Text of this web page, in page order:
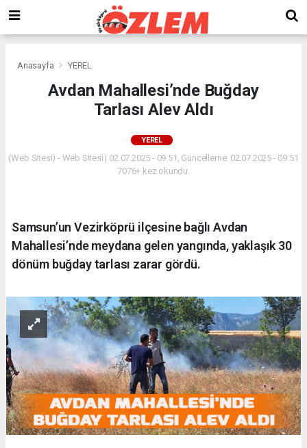
Anasayfa YEREL
Avdan Mahallesi’nde Buğday
Tarlası Alev Aldı
YEREL
(Web Sitesi) - Web Sitesi | 02.07.2025 - 09:51, Güncelleme: 02.07.2025 - 09:51
7076+ kez okundu.
Samsun’un Vezirköprü ilçesine bağlı Avdan
Mahallesi’nde meydana gelen yangında, yaklaşık 30
dönüm buğday tarlası zarar gördü.